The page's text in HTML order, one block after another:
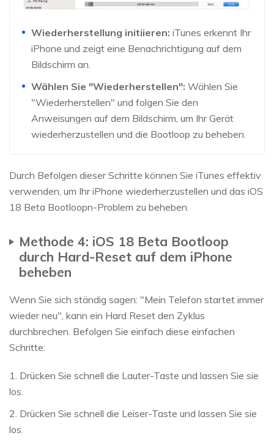
Wiederherstellung initiieren: iTunes erkennt Ihr
iPhone und zeigt eine Benachrichtigung auf dem
Bildschirm an.
Wählen Sie "Wiederherstellen": Wählen Sie
"Wiederherstellen" und folgen Sie den
Anweisungen auf dem Bildschirm, um Ihr Gerät
wiederherzustellen und die Bootloop zu beheben.
Durch Befolgen dieser Schritte können Sie iTunes effektiv
verwenden, um Ihr iPhone wiederherzustellen und das iOS
18 Beta Bootloopn-Problem zu beheben.
Methode 4: iOS 18 Beta Bootloop
durch Hard-Reset auf dem iPhone
beheben
Wenn Sie sich ständig sagen: "Mein Telefon startet immer
wieder neu", kann ein Hard Reset den Zyklus
durchbrechen. Befolgen Sie einfach diese einfachen
Schritte:
1. Drücken Sie schnell die Lauter-Taste und lassen Sie sie
los.
2. Drücken Sie schnell die Leiser-Taste und lassen Sie sie
los.